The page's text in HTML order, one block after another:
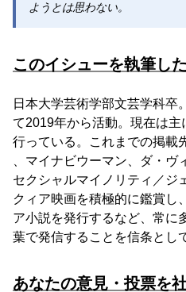
ようとは思わない。
このイシューを執筆し
日本大学芸術学部文芸学科卒
て2019年から活動。現在は
行っている。これまでの掲載
、マイナビウーマン、ダ・ヴ
セクシャルマイノリティ／ジ
クィア映画を積極的に鑑賞し
ア小説を発行するなど、常に
葉で発信することを信条とし
あなたの意見・投票を